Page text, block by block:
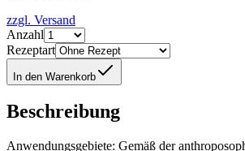
zzgl. Versand
Anzahl
Rezeptart
In den Warenkorb
Beschreibung
Anwendungsgebiete: Gemäß der